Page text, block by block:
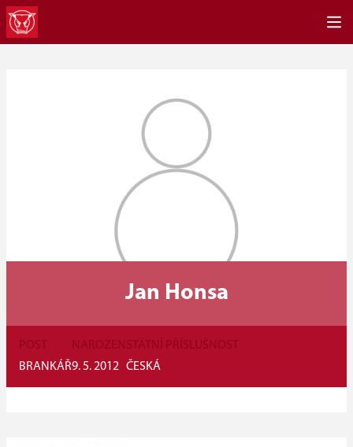
Jan Honsa
POST
BRANKÁŘ
NAROZEN
9. 5. 2012
STÁTNÍ PŘÍSLUŠNOST
ČESKÁ